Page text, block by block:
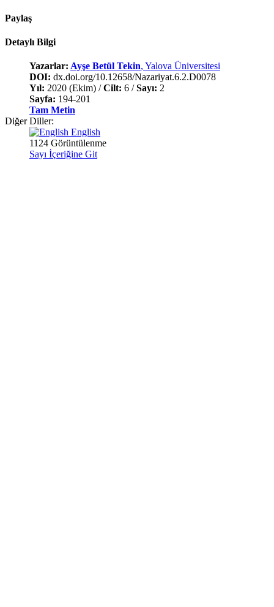
Paylaş
Detaylı Bilgi
Yazarlar: Ayşe Betül Tekin, Yalova Üniversitesi
DOI: dx.doi.org/10.12658/Nazariyat.6.2.D0078
Yıl: 2020 (Ekim) /Cilt: 6 /Sayı: 2
Sayfa: 194-201
Tam Metin
Diğer Diller:
English
1124 Görüntülenme
Sayı İçeriğine Git